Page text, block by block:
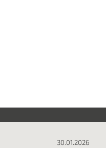
30.01.2026